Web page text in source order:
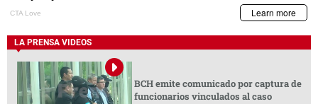
LA PRENSA VIDEOS
BCH emite comunicado por captura de
funcionarios vinculados al caso